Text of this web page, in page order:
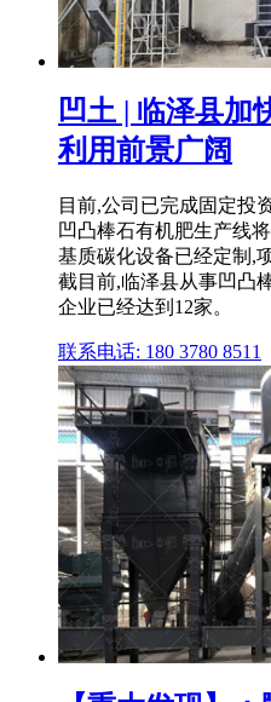
凹土 | 临泽县加
利用前景广阔
目前,公司已完成固定投
凹凸棒石有机肥生产线
基质碳化设备已经定制,
截目前,临泽县从事凹凸
企业已经达到12家。
联系电话: 180 3780 8511